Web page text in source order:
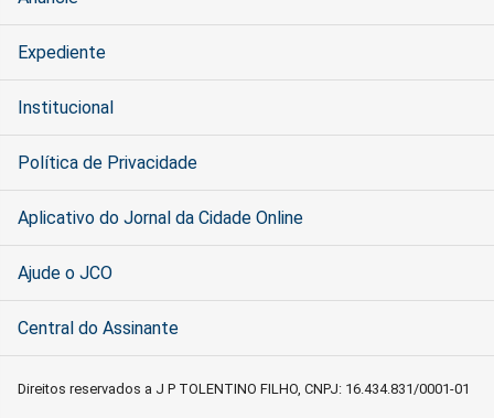
Expediente
Institucional
Política de Privacidade
Aplicativo do Jornal da Cidade Online
Ajude o JCO
Central do Assinante
Direitos reservados a J P TOLENTINO FILHO, CNPJ: 16.434.831/0001-01